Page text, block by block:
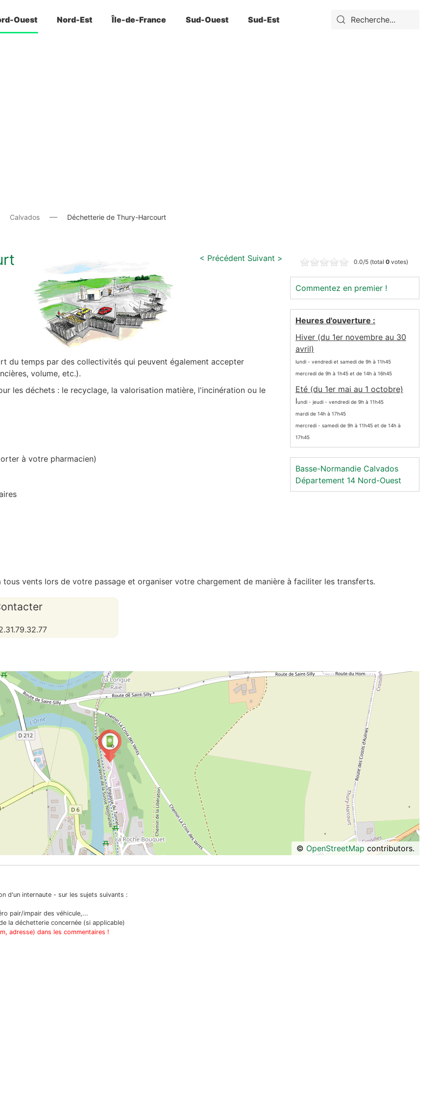
Ouest Nord-Est Île-de-France Sud-Ouest Sud-Est
Calvados Déchetterie de Thury-Harcourt
0.0/5 (total 0 votes)
Commentez en premier !
Heures d'ouverture :
Hiver (du 1er novembre au 30
avril)
lundi - vendredi et samedi de 9h à 11h45
mercredi de 9h à 1h45 et de 14h à 16h45
Eté (du 1er mai au 1 octobre)
lundi - jeudi - vendredi de 9h à 11h45
mardi de 14h à 17h45
mercredi - samedi de 9h à 11h45 et de 14h à
17h45
Basse-Normandie Calvados
Département 14 Nord-Ouest
< Précédent Suivant >
du temps par des collectivités qui peuvent également accepter
volume, etc.).
les déchets : le recyclage, la valorisation matière, l'incinération ou le
à votre pharmacien)
vents lors de votre passage et organiser votre chargement de manière à faciliter les transferts.
© OpenStreetMap contributors.
d'un internaute - sur les sujets suivants :
pair/impair des véhicule,...
la déchetterie concernée (si applicable)
adresse) dans les commentaires !